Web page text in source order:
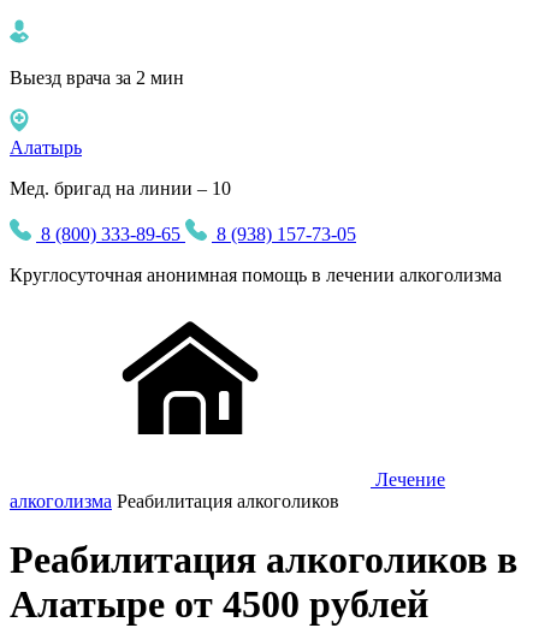
Выезд врача за 2 мин
Алатырь
Мед. бригад на линии – 10
8 (800) 333-89-65
8 (938) 157-73-05
Круглосуточная анонимная помощь в лечении алкоголизма
Лечение
алкоголизма Реабилитация алкоголиков
Реабилитация алкоголиков в
Алатыре от 4500 рублей